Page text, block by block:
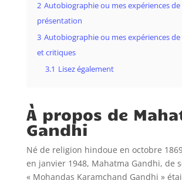
2 Autobiographie ou mes expériences de
présentation
3 Autobiographie ou mes expériences de
et critiques
3.1 Lisez également
À propos de
Gandhi
Né de religion hindoue en octobre
en janvier 1948, Mahatma Gandhi, de
« Mohandas Karamchand Gandhi »